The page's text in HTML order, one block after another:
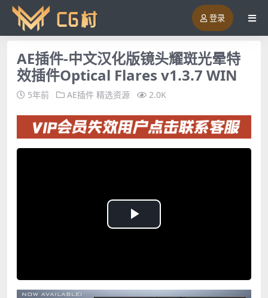
登录
AE插件-中文汉化版镜头耀斑光晕特
效插件Optical Flares v1.3.7 WIN
5年前 AE插件 精选资源 2.0K
Play